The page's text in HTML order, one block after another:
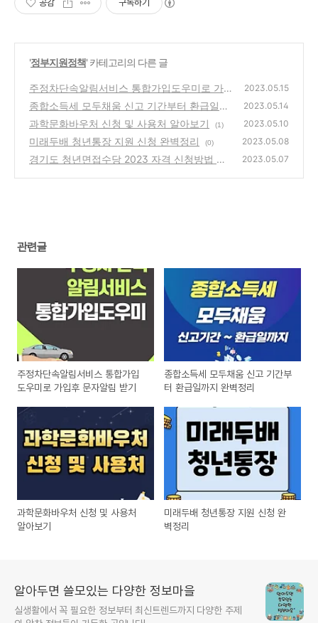
공감 구독하기
'정부지원정책' 카테고리의 다른 글
주정차단속알림서비스 통합가입도우미로 가
입후 문자알림 받기
(0)
2023.05.15
종합소득세 모두채움 신고 기간부터 환급일까
지 완벽정리
(0)
2023.05.14
과학문화바우처 신청 및 사용처 알아보기 (1) 2023.05.10
미래두배 청년통장 지원 신청 완벽정리 (0) 2023.05.08
경기도 청년면접수당 2023 자격 신청방법 지
2023.05.07
관련글
주정차단속알림서비스 통합가입
도우미로 가입후 문자알림 받기
종합소득세 모두채움 신고 기간부
터 환급일까지 완벽정리
과학문화바우처 신청 및 사용처
알아보기
미래두배 청년통장 지원 신청 완
벽정리
알아두면 쓸모있는 다양한 정보마을
실생활에서 꼭 필요한 정보부터 최신트렌드까지 다양한 주제